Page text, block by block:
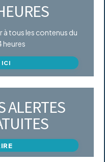
à tous les contenus du
heures
ICI
ALERTES